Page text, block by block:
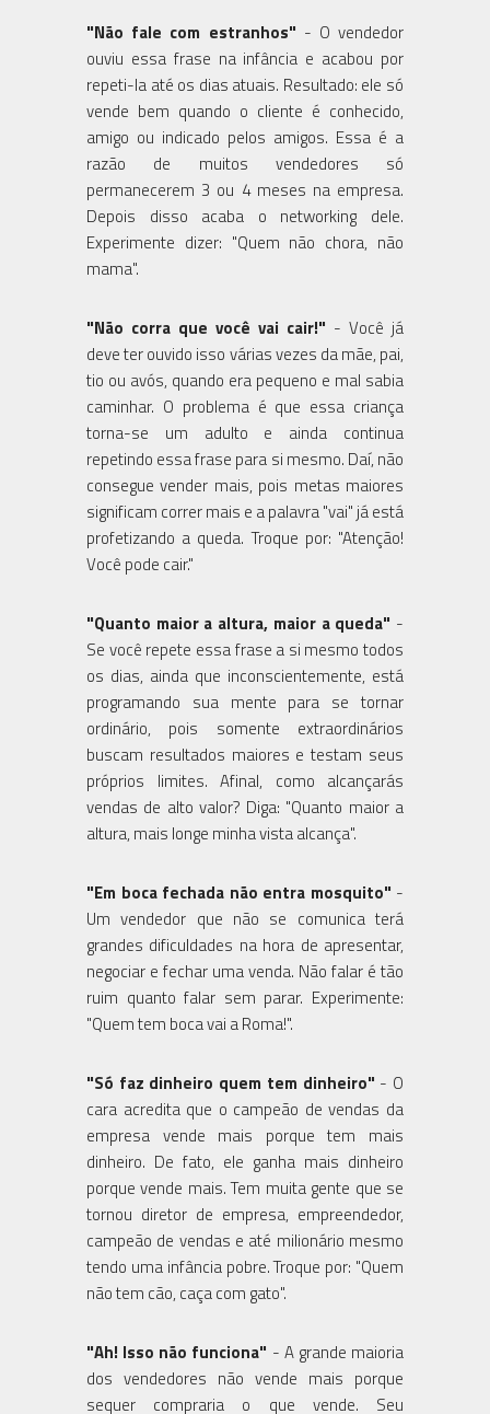
"Não fale com estranhos" - O vendedor
ouviu essa frase na infância e acabou por
repeti-la até os dias atuais. Resultado: ele só
vende bem quando o cliente é conhecido,
amigo ou indicado pelos amigos. Essa é a
razão de muitos vendedores só
permanecerem 3 ou 4 meses na empresa.
Depois disso acaba o networking dele.
Experimente dizer: "Quem não chora, não
mama".
"Não corra que você vai cair!" - Você já
deve ter ouvido isso várias vezes da mãe, pai,
tio ou avós, quando era pequeno e mal sabia
caminhar. O problema é que essa criança
torna-se um adulto e ainda continua
repetindo essa frase para si mesmo. Daí, não
consegue vender mais, pois metas maiores
significam correr mais e a palavra "vai" já está
profetizando a queda. Troque por: "Atenção!
Você pode cair."
"Quanto maior a altura, maior a queda" -
Se você repete essa frase a si mesmo todos
os dias, ainda que inconscientemente, está
programando sua mente para se tornar
ordinário, pois somente extraordinários
buscam resultados maiores e testam seus
próprios limites. Afinal, como alcançarás
vendas de alto valor? Diga: "Quanto maior a
altura, mais longe minha vista alcança".
"Em boca fechada não entra mosquito" -
Um vendedor que não se comunica terá
grandes dificuldades na hora de apresentar,
negociar e fechar uma venda. Não falar é tão
ruim quanto falar sem parar. Experimente:
"Quem tem boca vai a Roma!".
"Só faz dinheiro quem tem dinheiro" - O
cara acredita que o campeão de vendas da
empresa vende mais porque tem mais
dinheiro. De fato, ele ganha mais dinheiro
porque vende mais. Tem muita gente que se
tornou diretor de empresa, empreendedor,
campeão de vendas e até milionário mesmo
tendo uma infância pobre. Troque por: "Quem
não tem cão, caça com gato".
"Ah! Isso não funciona" - A grande maioria
dos vendedores não vende mais porque
sequer compraria o que vende. Seu